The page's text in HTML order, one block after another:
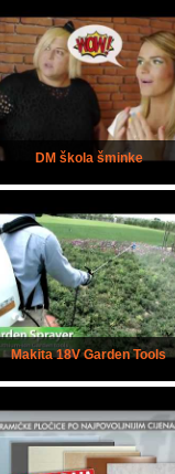
DM škola šminke
Makita 18V Garden Tools